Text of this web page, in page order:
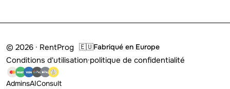
© 2026 · RentProg 🇪🇺Fabriqué en Europe
Conditions d'utilisation·politique de confidentialité
AdminsAIConsult